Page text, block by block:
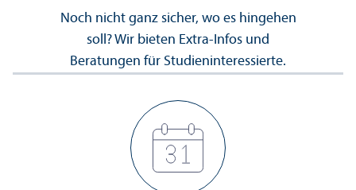
Noch nicht ganz sicher, wo es hingehen
soll? Wir bieten Extra-Infos und
Beratungen für Studien­interessierte.